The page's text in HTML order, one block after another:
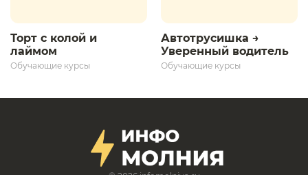
Торт с колой и
лаймом
Обучающие курсы
Автотрусишка →
Уверенный водитель​
Обучающие курсы